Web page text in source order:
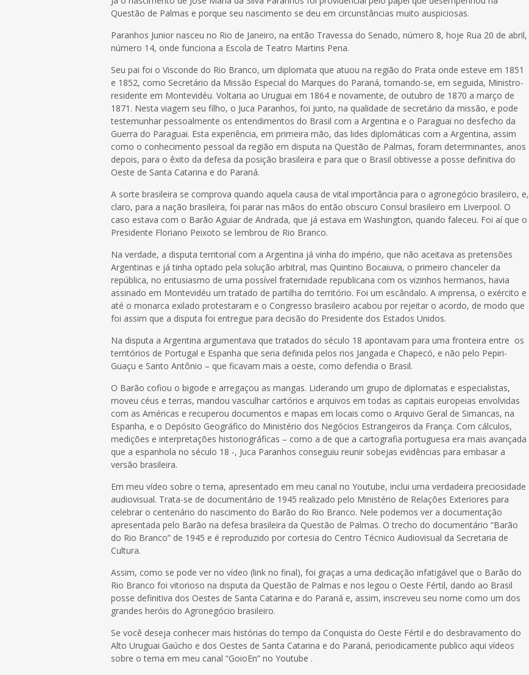
Questão de Palmas e porque seu nascimento se deu em circunstâncias muito auspiciosas.
Paranhos Junior nasceu no Rio de Janeiro, na então Travessa do Senado, número 8, hoje Rua 20 de abril,
número 14, onde funciona a Escola de Teatro Martins Pena.
Seu pai foi o Visconde do Rio Branco, um diplomata que atuou na região do Prata onde esteve em 1851
e 1852, como Secretário da Missão Especial do Marques do Paraná, tornando-se, em seguida, Ministro-
residente em Montevidéu. Voltaria ao Uruguai em 1864 e novamente, de outubro de 1870 a março de
1871. Nesta viagem seu filho, o Juca Paranhos, foi junto, na qualidade de secretário da missão, e pode
testemunhar pessoalmente os entendimentos do Brasil com a Argentina e o Paraguai no desfecho da
Guerra do Paraguai. Esta experiência, em primeira mão, das lides diplomáticas com a Argentina, assim
como o conhecimento pessoal da região em disputa na Questão de Palmas, foram determinantes, anos
depois, para o êxito da defesa da posição brasileira e para que o Brasil obtivesse a posse definitiva do
Oeste de Santa Catarina e do Paraná.
A sorte brasileira se comprova quando aquela causa de vital importância para o agronegócio brasileiro, e,
claro, para a nação brasileira, foi parar nas mãos do então obscuro Consul brasileiro em Liverpool. O
caso estava com o Barão Aguiar de Andrada, que já estava em Washington, quando faleceu. Foi aí que o
Presidente Floriano Peixoto se lembrou de Rio Branco.
Na verdade, a disputa territorial com a Argentina já vinha do império, que não aceitava as pretensões
Argentinas e já tinha optado pela solução arbitral, mas Quintino Bocaiuva, o primeiro chanceler da
república, no entusiasmo de uma possível fraternidade republicana com os vizinhos hermanos, havia
assinado em Montevidéu um tratado de partilha do território. Foi um escândalo. A imprensa, o exército e
até o monarca exilado protestaram e o Congresso brasileiro acabou por rejeitar o acordo, de modo que
foi assim que a disputa foi entregue para decisão do Presidente dos Estados Unidos.
Na disputa a Argentina argumentava que tratados do século 18 apontavam para uma fronteira entre os
territórios de Portugal e Espanha que seria definida pelos rios Jangada e Chapecó, e não pelo Pepiri-
Guaçu e Santo Antônio – que ficavam mais a oeste, como defendia o Brasil.
O Barão cofiou o bigode e arregaçou as mangas. Liderando um grupo de diplomatas e especialistas,
moveu céus e terras, mandou vasculhar cartórios e arquivos em todas as capitais europeias envolvidas
com as Américas e recuperou documentos e mapas em locais como o Arquivo Geral de Simancas, na
Espanha, e o Depósito Geográfico do Ministério dos Negócios Estrangeiros da França. Com cálculos,
medições e interpretações historiográficas – como a de que a cartografia portuguesa era mais avançada
que a espanhola no século 18 -, Juca Paranhos conseguiu reunir sobejas evidências para embasar a
versão brasileira.
Em meu vídeo sobre o tema, apresentado em meu canal no Youtube, inclui uma verdadeira preciosidade
audiovisual. Trata-se de documentário de 1945 realizado pelo Ministério de Relações Exteriores para
celebrar o centenário do nascimento do Barão do Rio Branco. Nele podemos ver a documentação
apresentada pelo Barão na defesa brasileira da Questão de Palmas. O trecho do documentário “Barão
do Rio Branco” de 1945 e é reproduzido por cortesia do Centro Técnico Audiovisual da Secretaria de
Cultura.
Assim, como se pode ver no vídeo (link no final), foi graças a uma dedicação infatigável que o Barão do
Rio Branco foi vitorioso na disputa da Questão de Palmas e nos legou o Oeste Fértil, dando ao Brasil
posse definitiva dos Oestes de Santa Catarina e do Paraná e, assim, inscreveu seu nome como um dos
grandes heróis do Agronegócio brasileiro.
Se você deseja conhecer mais histórias do tempo da Conquista do Oeste Fértil e do desbravamento do
Alto Uruguai Gaúcho e dos Oestes de Santa Catarina e do Paraná, periodicamente publico aqui vídeos
sobre o tema em meu canal “GoioEn” no Youtube .